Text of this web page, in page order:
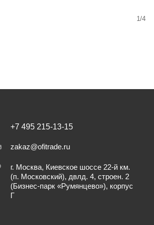
1/4
+7 495 215-13-15
zakaz@ofitrade.ru
г. Москва, Киевское шоссе 22-й км.
(п. Московский), двлд. 4, строен. 2
(Бизнес-парк «Румянцево»), корпус
Г